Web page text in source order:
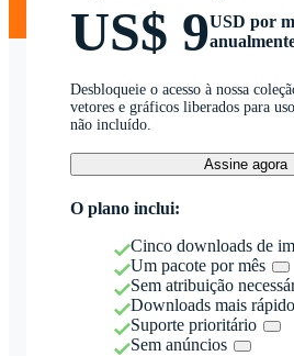
US$ 9USD por
Desbloqueie o acesso à nossa
vetores e gráficos liberados para
não incluído.
Assine agora
O plano inclui:
Cinco downloads de
Um pacote por mês
Sem atribuição
Downloads mais
Suporte prioritário
Sem anúncios